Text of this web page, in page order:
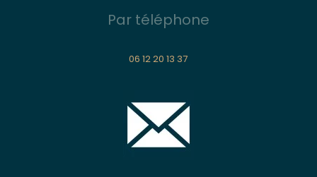
Par téléphone
06 12 20 13 37